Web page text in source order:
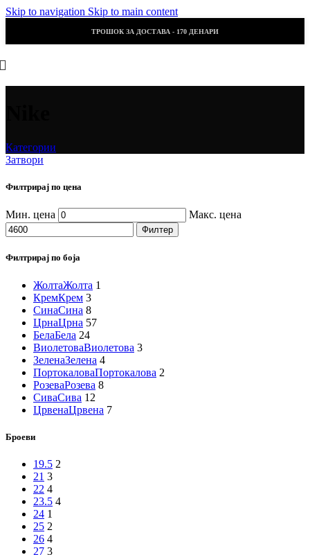
Skip to navigation Skip to main content
ТРОШОК ЗА ДОСТАВА - 170 ДЕНАРИ
Категории
Затвори
Филтрирај по цена
Мин. цена Макс. цена
Филтер
Филтрирај по боја
ЖолтаЖолта 1
КремКрем 3
СинаСина 8
ЦрнаЦрна 57
БелаБела 24
ВиолетоваВиолетова 3
ЗеленаЗелена 4
ПортокаловаПортокалова 2
РозеваРозева 8
СиваСива 12
ЦрвенаЦрвена 7
Броеви
19.5 2
21 3
22 4
23.5 4
24 1
25 2
26 4
27 3